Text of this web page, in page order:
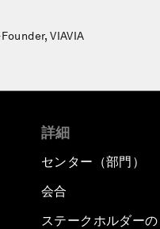
VIAVIA
詳細
センター（部門）
会合
ステークホルダー